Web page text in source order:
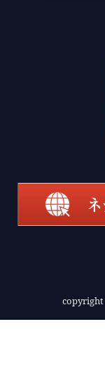
copyright